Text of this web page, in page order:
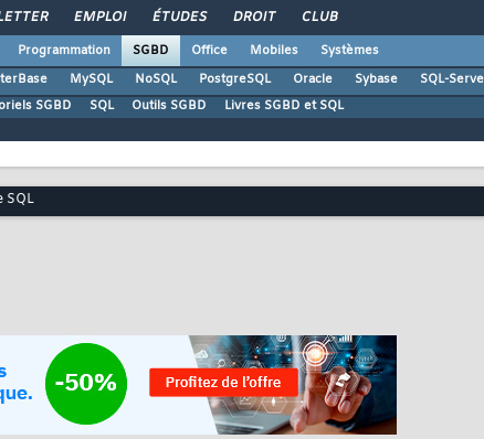
EMPLOI ÉTUDES DROIT CLUB
Programmation SGBD Office Mobiles
Systèmes
MySQL NoSQL PostgreSQL Oracle Sybase SQL-
SGBD SQL Outils SGBD Livres SGBD et SQL
SQL